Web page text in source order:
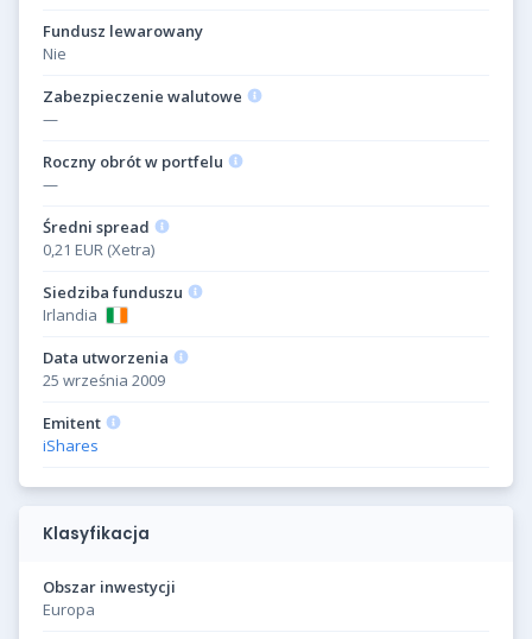
Fundusz lewarowany
Nie
Zabezpieczenie walutowe
—
Roczny obrót w portfelu
—
Średni spread
0,21 EUR (Xetra)
Siedziba funduszu
Irlandia
Data utworzenia
25 września 2009
Emitent
iShares
Klasyfikacja
Obszar inwestycji
Europa